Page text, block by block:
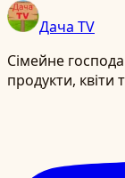
Дача TV
Сімейне
продукти, квіти